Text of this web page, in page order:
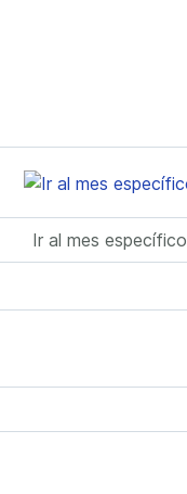
Ir al mes específico